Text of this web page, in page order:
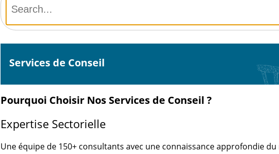
Services de Conseil
Pourquoi Choisir Nos Services de Conseil ?
Expertise Sectorielle
Une équipe de 150+ consultants avec une connaissance approfondie